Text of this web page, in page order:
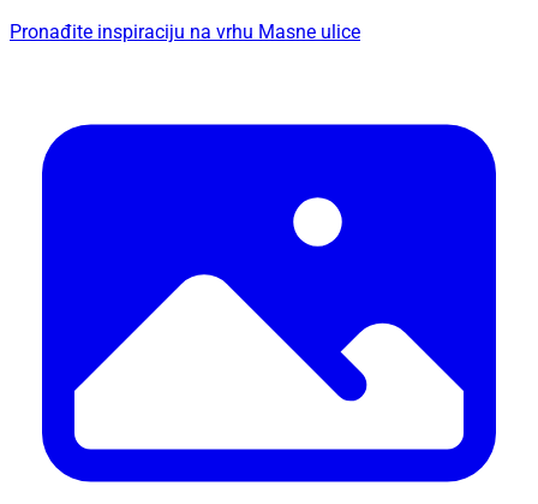
Pronađite inspiraciju na vrhu Masne ulice